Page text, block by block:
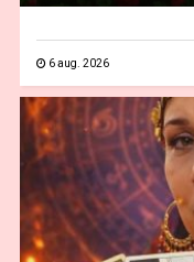
6 aug. 2026